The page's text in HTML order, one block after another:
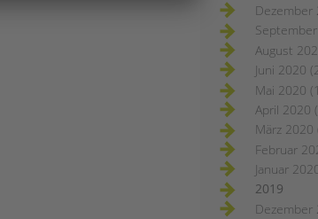
Dezember
August
Juni 2020
Mai 2020
April 2020
März 2020
Februar
Januar
2019
Dezember